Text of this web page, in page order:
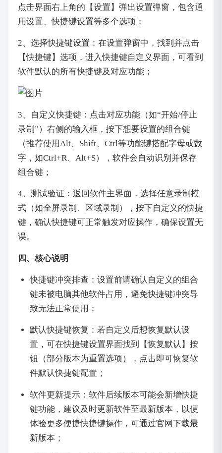
点击界面右上角的【设置】弹出设置弹窗，包含通
用设置、快捷键设置等多个选项；
2、选择快捷键设置：在设置弹窗中，找到并点击
【快捷键】选项，进入快捷键自定义界面，可看到
软件默认的所有快捷键及对应功能；
3、自定义快捷键：点击对应功能（如“开始/停止
录制”）右侧的输入框，按下想要设置的组合键
（推荐使用Alt、Shift、Ctrl等功能键搭配字母或数
字，如Ctrl+R、Alt+S），软件会自动识别并保存
组合键；
4、测试验证：返回软件主界面，选择任意录制模
式（如全屏录制、区域录制），按下自定义的快捷
键，确认快捷键可正常触发对应操作，确保设置无
误。
四、核心说明
快捷键冲突排查：设置前请确认自定义的组合
键未被电脑其他软件占用，避免快捷键冲突导
致无法正常使用；
默认快捷键恢复：若自定义后想恢复默认设
置，可在快捷键设置界面找到【恢复默认】按
钮（部分版本为重置选项），点击即可恢复软
件默认快捷键配置；
软件更新提示：软件后续版本可能会新增快捷
键功能，建议及时更新软件至最新版本，以便
体验更多便捷快捷键操作，可通过官网下载最
新版本；